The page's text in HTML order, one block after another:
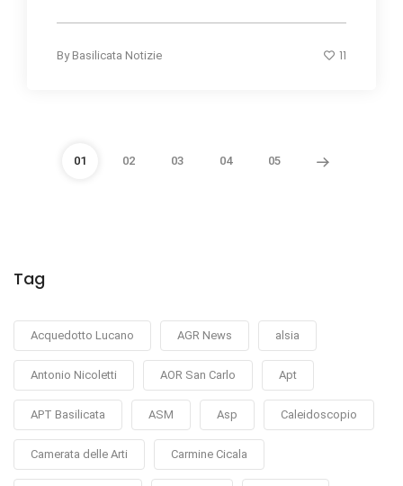
By Basilicata Notizie 11
01 02 03 04 05
Tag
Acquedotto Lucano AGR News alsia
Antonio Nicoletti AOR San Carlo Apt
APT Basilicata ASM Asp Caleidoscopio
Camerata delle Arti Carmine Cicala